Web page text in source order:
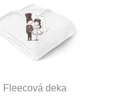
Fleecová deka